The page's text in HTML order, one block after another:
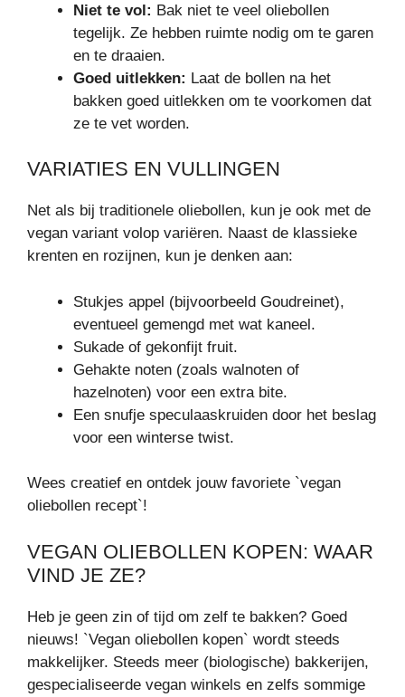
Niet te vol: Bak niet te veel oliebollen
tegelijk. Ze hebben ruimte nodig om te garen
en te draaien.
Goed uitlekken: Laat de bollen na het
bakken goed uitlekken om te voorkomen dat
ze te vet worden.
VARIATIES EN VULLINGEN
Net als bij traditionele oliebollen, kun je ook met de
vegan variant volop variëren. Naast de klassieke
krenten en rozijnen, kun je denken aan:
Stukjes appel (bijvoorbeeld Goudreinet),
eventueel gemengd met wat kaneel.
Sukade of gekonfijt fruit.
Gehakte noten (zoals walnoten of
hazelnoten) voor een extra bite.
Een snufje speculaaskruiden door het beslag
voor een winterse twist.
Wees creatief en ontdek jouw favoriete `vegan
oliebollen recept`!
VEGAN OLIEBOLLEN KOPEN: WAAR
VIND JE ZE?
Heb je geen zin of tijd om zelf te bakken? Goed
nieuws! `Vegan oliebollen kopen` wordt steeds
makkelijker. Steeds meer (biologische) bakkerijen,
gespecialiseerde vegan winkels en zelfs sommige